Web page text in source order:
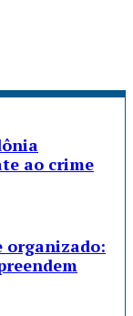
ao crime
organizado: